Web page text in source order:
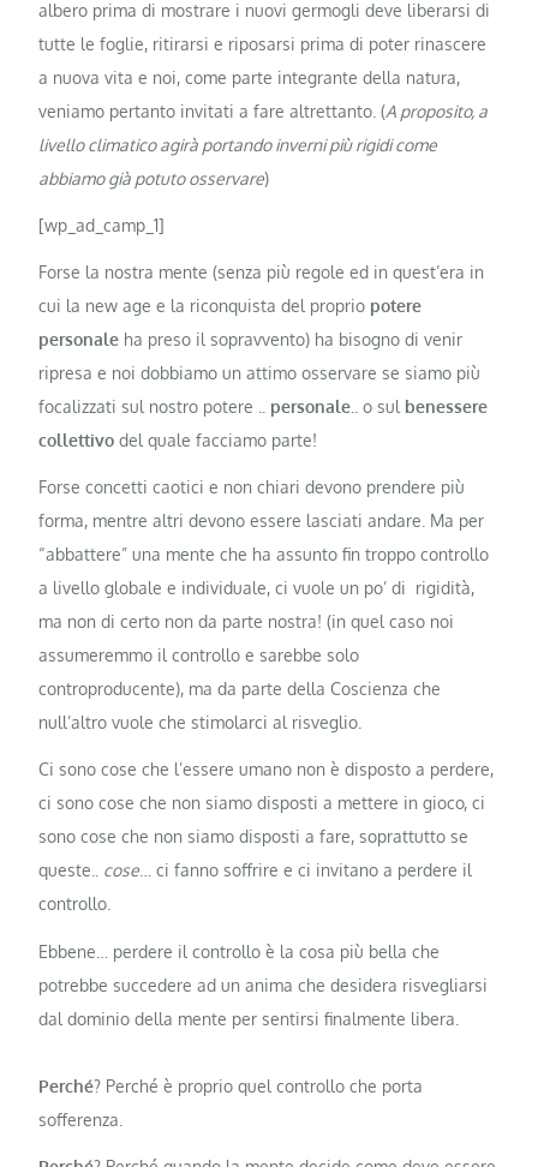
albero prima di mostrare i nuovi germogli deve liberarsi di
tutte le foglie, ritirarsi e riposarsi prima di poter rinascere
a nuova vita e noi, come parte integrante della natura,
veniamo pertanto invitati a fare altrettanto. (A proposito, a
livello climatico agirà portando inverni più rigidi come
abbiamo già potuto osservare)
[wp_ad_camp_1]
Forse la nostra mente (senza più regole ed in quest’era in
cui la new age e la riconquista del proprio potere
personale ha preso il sopravvento) ha bisogno di venir
ripresa e noi dobbiamo un attimo osservare se siamo più
focalizzati sul nostro potere .. personale .. o sul benessere
collettivodel quale facciamo parte!
Forse concetti caotici e non chiari devono prendere più
forma, mentre altri devono essere lasciati andare. Ma per
“abbattere” una mente che ha assunto fin troppo controllo
a livello globale e individuale, ci vuole un po’ di rigidità,
ma non di certo non da parte nostra! (in quel caso noi
assumeremmo il controllo e sarebbe solo
controproducente), ma da parte della Coscienza che
null’altro vuole che stimolarci al risveglio.
Ci sono cose che l’essere umano non è disposto a perdere,
ci sono cose che non siamo disposti a mettere in gioco, ci
sono cose che non siamo disposti a fare, soprattutto se
queste.. cose… ci fanno soffrire e ci invitano a perdere il
controllo.
Ebbene… perdere il controllo è la cosa più bella che
potrebbe succedere ad un anima che desidera risvegliarsi
dal dominio della mente per sentirsi finalmente libera.
Perché? Perché è proprio quel controllo che porta
sofferenza.